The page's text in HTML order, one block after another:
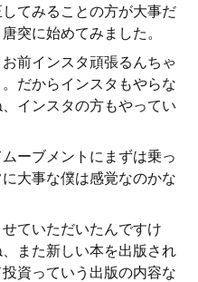
てみることの方が大事だ
突に始めてみました。
前インスタ頑張るんちゃ
だからインスタもやらな
インスタの方もやってい
ーブメントにまずは乗っ
大事な僕は感覚なのかな
ていただいたんですけ
また新しい本を出版され
資っていう出版の内容な